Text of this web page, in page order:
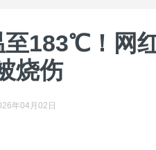
至183℃！网
烧伤
年04月02日